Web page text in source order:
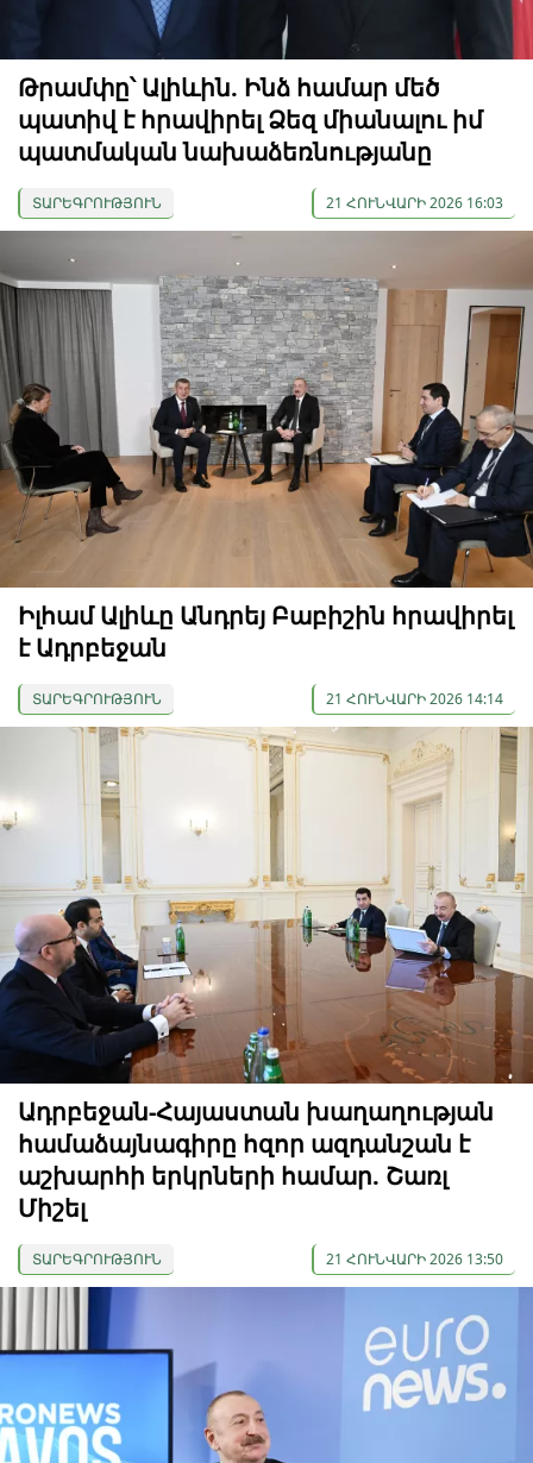
Թրամփը՝ Ալիևին. Ինձ համար մեծ
պատիվ է հրավիրել Ձեզ միանալու իմ
պատմական նախաձեռնությանը
ՏԱՐԵԳՐՈՒԹՅՈՒՆ 21 ՀՈՒՆՎԱՐԻ 2026 16:03
Իլհամ Ալիևը Անդրեյ Բաբիշին հրավիրել
է Ադրբեջան
ՏԱՐԵԳՐՈՒԹՅՈՒՆ 21 ՀՈՒՆՎԱՐԻ 2026 14:14
Ադրբեջան-Հայաստան խաղաղության
համաձայնագիրը հզոր ազդանշան է
աշխարհի երկրների համար. Շառլ
Միշել
ՏԱՐԵԳՐՈՒԹՅՈՒՆ 21 ՀՈՒՆՎԱՐԻ 2026 13:50